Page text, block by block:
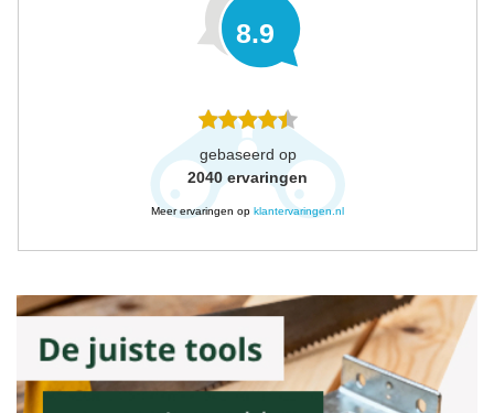
8.9
gebaseerd op
2040 ervaringen
Meer ervaringen op klantervaringen.nl